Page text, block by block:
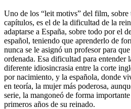
Uno de los “leit motivs” del film, sobre
capítulos, es el de la dificultad de la
adaptarse a España, sobre todo por el
español, teniendo que aprenderlo de
nunca se le asignó un profesor para
ordenada. Esa dificultad para entender
diferente idiosincrasia entre la corte
por nacimiento, y la española, donde
en teoría, la mujer más poderosa,
serie, la mangoneó de forma
primeros años de su reinado.